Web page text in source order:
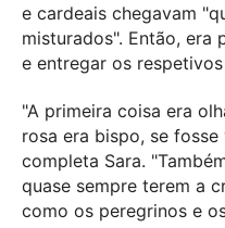
e cardeais chegavam
misturados". Então, era
e entregar os
"A primeira coisa era
rosa era bispo, se
completa Sara.
quase sempre terem a
como os peregrinos e